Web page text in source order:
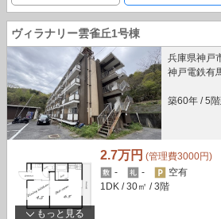
ヴィラナリー雲雀丘1号棟
兵庫県神戸
神戸電鉄有
築60年 / 5
もっと見る
2.7万円 (管理費3000円)
-
-
空有
1DK / 30㎡ / 3階